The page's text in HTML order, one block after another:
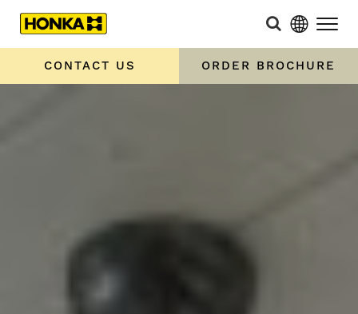
CONTACT US ORDER BROCHURE